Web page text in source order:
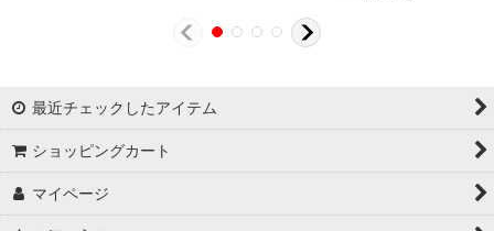
最近チェックしたアイテム
ショッピングカート
マイページ